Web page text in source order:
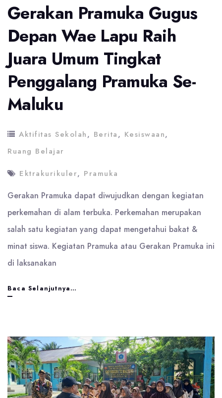
Gerakan Pramuka Gugus
Depan Wae Lapu Raih
Juara Umum Tingkat
Penggalang Pramuka Se-
Maluku
Aktifitas Sekolah, Berita, Kesiswaan,
Ruang Belajar
Ektrakurikuler, Pramuka
Gerakan Pramuka dapat diwujudkan dengan kegiatan
perkemahan di alam terbuka. Perkemahan merupakan
salah satu kegiatan yang dapat mengetahui bakat &
minat siswa. Kegiatan Pramuka atau Gerakan Pramuka ini
di laksanakan
Baca Selanjutnya…
Depan
Wae
Lapu
Raih